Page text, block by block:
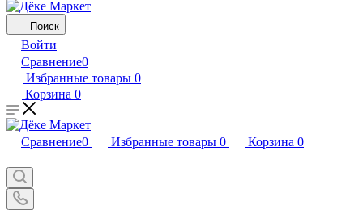
Поиск
Войти
Сравнение0
Избранные товары 0
Корзина 0
Сравнение0 Избранные товары 0 Корзина 0